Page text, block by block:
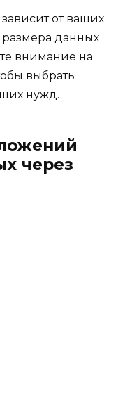
от ваших
данных
внимание на
выбрать
нужд.
через